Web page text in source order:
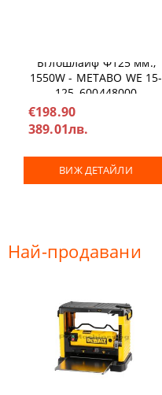
Ъглошлайф Ф125 мм.,
1550W - METABO WE 15-
125, 600448000
€198.90
389.01лв.
ВИЖ ДЕТАЙЛИ
Най-продавани